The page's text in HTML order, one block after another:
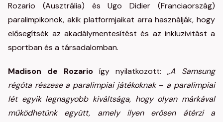
Rozario (Ausztrália) és Ugo Didier (Franciaország)
paralimpikonok, akik platformjaikat arra használják, hogy
elősegítsék az akadálymentesítést és az inkluzivitást a
sportban és a társadalomban.
Madison de Rozario így nyilatkozott: „A Samsung
régóta részese a paralimpiai játékoknak – a paralimpiai
lét egyik legnagyobb kiváltsága, hogy olyan márkával
működhetünk együtt, amely ilyen erősen átérzi a